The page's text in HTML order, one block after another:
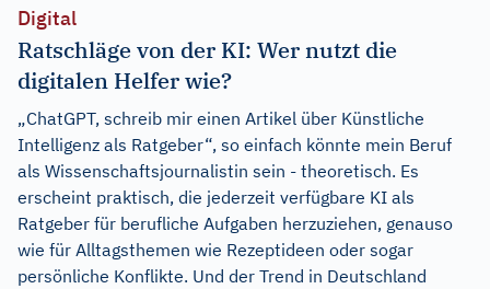
Digital
Ratschläge von der KI: Wer nutzt die
digitalen Helfer wie?
„ChatGPT, schreib mir einen Artikel über Künstliche
Intelligenz als Ratgeber“, so einfach könnte mein Beruf
als Wissenschaftsjournalistin sein - theoretisch. Es
erscheint praktisch, die jederzeit verfügbare KI als
Ratgeber für berufliche Aufgaben herzuziehen, genauso
wie für Alltagsthemen wie Rezeptideen oder sogar
persönliche Konflikte. Und der Trend in Deutschland